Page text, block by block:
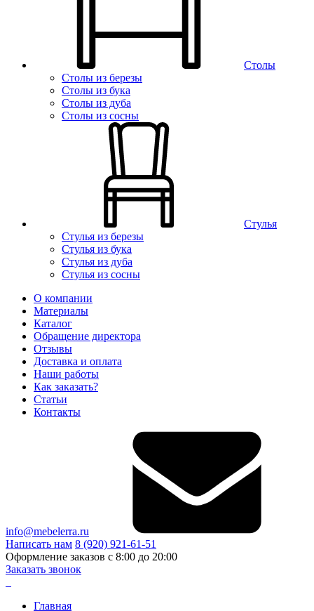
Столы
Столы из березы
Столы из бука
Столы из дуба
Столы из сосны
Стулья
Стулья из березы
Стулья из бука
Стулья из дуба
Стулья из сосны
О компании
Материалы
Каталог
Обращение директора
Отзывы
Доставка и оплата
Наши работы
Как заказать?
Статьи
Контакты
info@mebelerra.ru
Написать нам 8 (920) 921-61-51
Оформление заказов с 8:00 до 20:00
Заказать звонок
Главная